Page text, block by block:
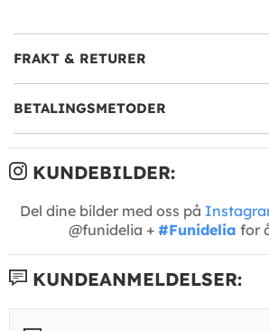
FRAKT & RETURER
BETALINGSMETODER
KUNDEBILDER:
Del dine bilder med oss på
@funidelia + #Funidelia for
KUNDEANMELDELSER: